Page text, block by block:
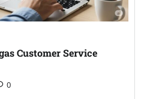
Customer Service
0